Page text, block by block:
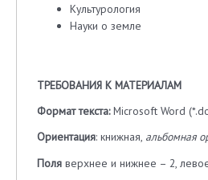
Культурология
Науки о земле
ТРЕБОВАНИЯ К МАТЕРИАЛАМ
Формат текста:Microsoft Word
Ориентация: книжная, альбомная
Поля верхнее и нижнее – 2,